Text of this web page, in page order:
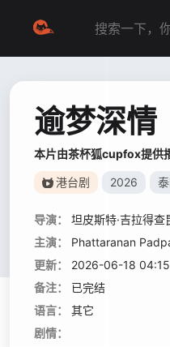
逾梦深情
本片由茶杯狐cupfox提供
港台剧 2026
导演： 坦皮斯特·吉拉得查
主演：
Phattaranan
更新：
2026-06-18 04:15
备注：
已完结
语言：
其它
剧情：